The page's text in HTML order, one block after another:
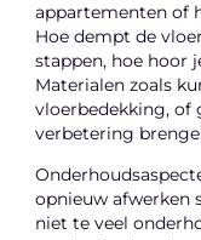
appartementen of
Hoe dempt de
stappen, hoe hoor
Materialen zoals
vloerbedekking, of
verbetering
opnieuw afwerken
niet te veel